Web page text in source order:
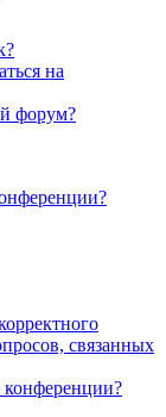
на
форум?
связанных
конференции?